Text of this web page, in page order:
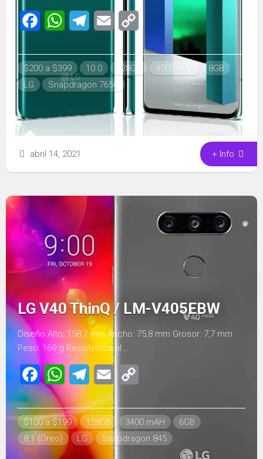
FacebookWhatsAppTelegramEmail
$200 a $399 10.0 128GB 4500 mAh
8GB
LG
Snapdragon 765G
abril 14, 2021 + Info
LG V40 ThinQ / LM-V405EBW
Diseño Alto: 158,7 mm Ancho: 75,8 mm Grosor: 7,7 mm
Peso: 169 g Resistencia al...
FacebookWhatsAppTelegramEmail
$100 a $199 128GB 3400 mAH
6GB
8.1 (Oreo)
LG Snapdragon 845